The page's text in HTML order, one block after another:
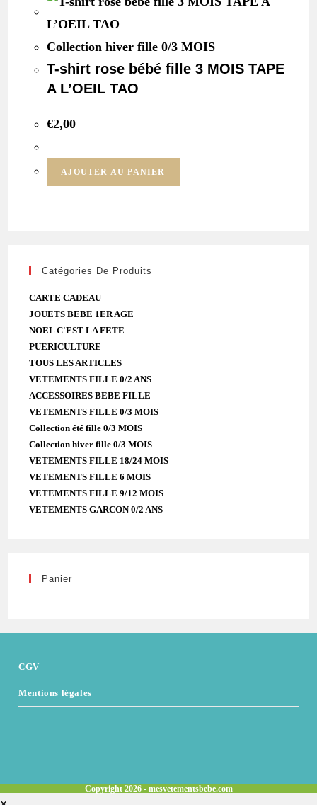
Collection hiver fille 0/3 MOIS
T-shirt rose bébé fille 3 MOIS TAPE
A L’OEIL TAO
€2,00
AJOUTER AU PANIER
Catégories De Produits
CARTE CADEAU
JOUETS BEBE 1ER AGE
NOEL C'EST LA FETE
PUERICULTURE
TOUS LES ARTICLES
VETEMENTS FILLE 0/2 ANS
ACCESSOIRES BEBE FILLE
VETEMENTS FILLE 0/3 MOIS
Collection été fille 0/3 MOIS
Collection hiver fille 0/3 MOIS
VETEMENTS FILLE 18/24 MOIS
VETEMENTS FILLE 6 MOIS
VETEMENTS FILLE 9/12 MOIS
VETEMENTS GARCON 0/2 ANS
Panier
CGV
Mentions légales
Copyright 2026 - mesvetementsbebe.com